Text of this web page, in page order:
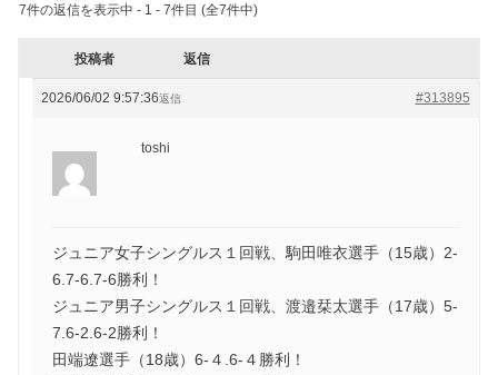
7件の返信を表示中 - 1 - 7件目 (全7件中)
投稿者 返信
2026/06/02 9:57:36 #313895
返信
toshi
ジュニア女子シングルス１回戦、駒田唯衣選手（15歳）2-
6.7-6.7-6勝利！
ジュニア男子シングルス１回戦、渡邉栞太選手（17歳）5-
7.6-2.6-2勝利！
田端遼選手（18歳）6-４.6-４勝利！